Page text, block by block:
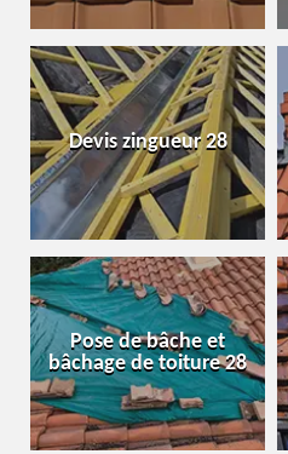
Devis zingueur 28
Pose de bâche et
bâchage de toiture 28